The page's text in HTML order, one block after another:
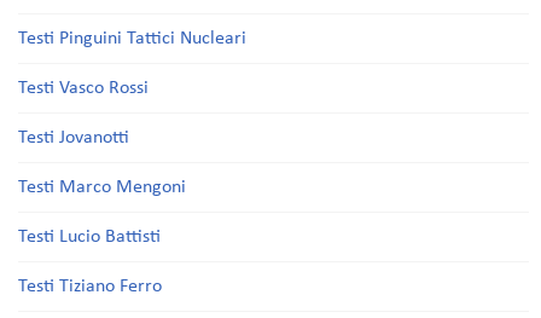
Testi Pinguini Tattici Nucleari
Testi Vasco Rossi
Testi Jovanotti
Testi Marco Mengoni
Testi Lucio Battisti
Testi Tiziano Ferro